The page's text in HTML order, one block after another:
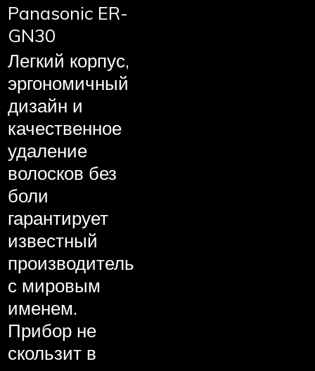
Panasonic ER-
GN30
Легкий корпус,
эргономичный
дизайн и
качественное
удаление
волосков без
боли
гарантирует
известный
производитель
с мировым
именем.
Прибор не
скользит в